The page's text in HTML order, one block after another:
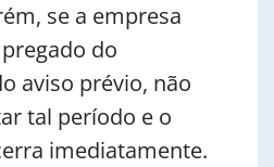
se a empresa
do
aviso prévio, não
tal período e o
imediatamente.